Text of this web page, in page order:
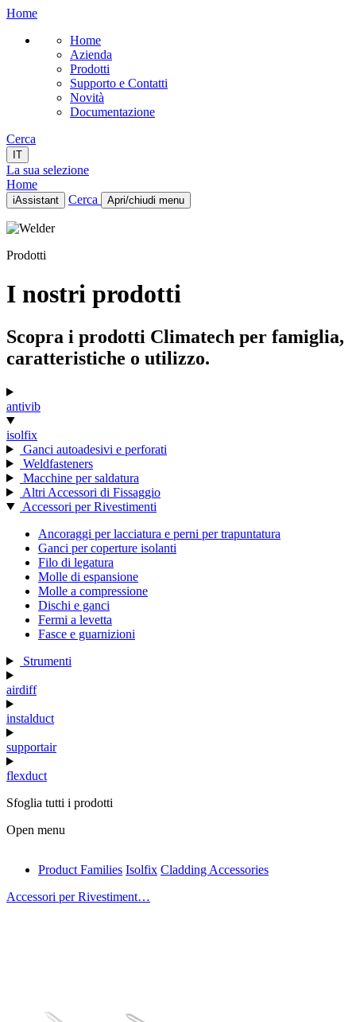
Home
Home
Azienda
Prodotti
Supporto e Contatti
Novità
Documentazione
Cerca
IT
La sua selezione
Home
iAssistant Cerca Apri/chiudi menu
Home
Prodotti
Novità
Documentazione
Prodotti
I nostri prodotti
Scopra i prodotti Climatech per famiglia,
caratteristiche o utilizzo.
antivib
isolfix
Ganci autoadesivi e perforati
Weldfasteners
Macchine per saldatura
Altri Accessori di Fissaggio
Accessori per Rivestimenti
Ancoraggi per lacciatura e perni per trapuntatura
Ganci per coperture isolanti
Filo di legatura
Molle di espansione
Molle a compressione
Dischi e ganci
Fermi a levetta
Fasce e guarnizioni
Strumenti
airdiff
instalduct
supportair
flexduct
Sfoglia tutti i prodotti
Open menu
antivib
isolfix
flexduct
Product Families Isolfix Cladding Accessories
Accessori per Rivestiment…